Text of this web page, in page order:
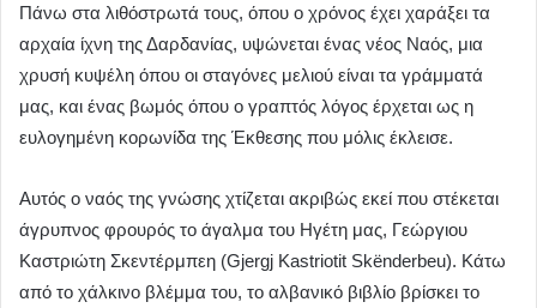
Πάνω στα λιθόστρωτά τους, όπου ο χρόνος έχει χαράξει τα
αρχαία ίχνη της Δαρδανίας, υψώνεται ένας νέος Ναός, μια
χρυσή κυψέλη όπου οι σταγόνες μελιού είναι τα γράμματά
μας, και ένας βωμός όπου ο γραπτός λόγος έρχεται ως η
ευλογημένη κορωνίδα της Έκθεσης που μόλις έκλεισε.
Αυτός ο ναός της γνώσης χτίζεται ακριβώς εκεί που στέκεται
άγρυπνος φρουρός το άγαλμα του Ηγέτη μας, Γεώργιου
Καστριώτη Σκεντέρμπεη (Gjergj Kastriotit Skënderbeu). Κάτω
από το χάλκινο βλέμμα του, το αλβανικό βιβλίο βρίσκει το